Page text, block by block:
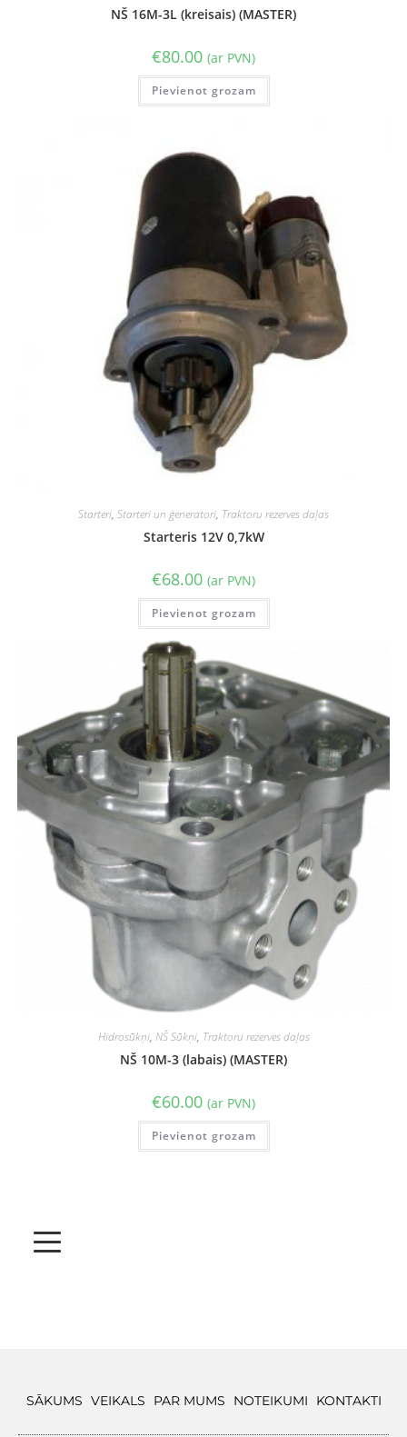
NŠ 16M-3L (kreisais) (MASTER)
€80.00 (ar PVN)
Pievienot grozam
Starteri, Starteri un ģeneratori, Traktoru rezerves daļas
Starteris 12V 0,7kW
€68.00 (ar PVN)
Pievienot grozam
Hidrosūkņi, NŠ Sūkņi, Traktoru rezerves daļas
NŠ 10M-3 (labais) (MASTER)
€60.00 (ar PVN)
Pievienot grozam
SĀKUMS VEIKALS PAR MUMS NOTEIKUMI KONTAKTI